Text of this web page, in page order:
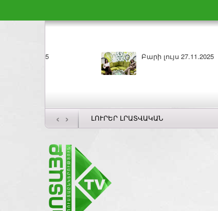
ԼՈՒՐԵՐ 26.11.2025
‹ › ԼՈՒՐԵՐ ԼՐԱՏՎԱԿԱՆ